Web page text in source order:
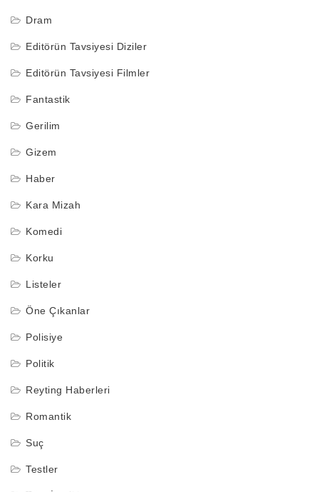
Dram
Editörün Tavsiyesi Diziler
Editörün Tavsiyesi Filmler
Fantastik
Gerilim
Gizem
Haber
Kara Mizah
Komedi
Korku
Listeler
Öne Çıkanlar
Polisiye
Politik
Reyting Haberleri
Romantik
Suç
Testler